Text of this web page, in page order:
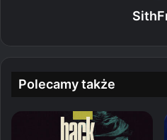
Polecamy także